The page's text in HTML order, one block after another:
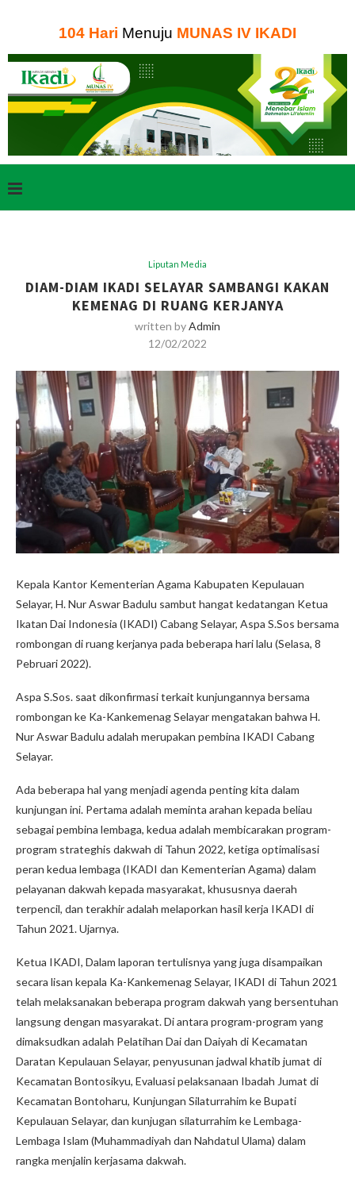
104 Hari Menuju MUNAS IV IKADI
Liputan Media
DIAM-DIAM IKADI SELAYAR SAMBANGI KAKAN
KEMENAG DI RUANG KERJANYA
written byAdmin
12/02/2022
Kepala Kantor Kementerian Agama Kabupaten Kepulauan
Selayar, H. Nur Aswar Badulu sambut hangat kedatangan Ketua
Ikatan Dai Indonesia (IKADI) Cabang Selayar, Aspa S.Sos bersama
rombongan di ruang kerjanya pada beberapa hari lalu (Selasa, 8
Pebruari 2022).
Aspa S.Sos. saat dikonfirmasi terkait kunjungannya bersama
rombongan ke Ka-Kankemenag Selayar mengatakan bahwa H.
Nur Aswar Badulu adalah merupakan pembina IKADI Cabang
Selayar.
Ada beberapa hal yang menjadi agenda penting kita dalam
kunjungan ini. Pertama adalah meminta arahan kepada beliau
sebagai pembina lembaga, kedua adalah membicarakan program-
program strateghis dakwah di Tahun 2022, ketiga optimalisasi
peran kedua lembaga (IKADI dan Kementerian Agama) dalam
pelayanan dakwah kepada masyarakat, khususnya daerah
terpencil, dan terakhir adalah melaporkan hasil kerja IKADI di
Tahun 2021. Ujarnya.
Ketua IKADI, Dalam laporan tertulisnya yang juga disampaikan
secara lisan kepala Ka-Kankemenag Selayar, IKADI di Tahun 2021
telah melaksanakan beberapa program dakwah yang bersentuhan
langsung dengan masyarakat. Di antara program-program yang
dimaksudkan adalah Pelatihan Dai dan Daiyah di Kecamatan
Daratan Kepulauan Selayar, penyusunan jadwal khatib jumat di
Kecamatan Bontosikyu, Evaluasi pelaksanaan Ibadah Jumat di
Kecamatan Bontoharu, Kunjungan Silaturrahim ke Bupati
Kepulauan Selayar, dan kunjugan silaturrahim ke Lembaga-
Lembaga Islam (Muhammadiyah dan Nahdatul Ulama) dalam
rangka menjalin kerjasama dakwah.